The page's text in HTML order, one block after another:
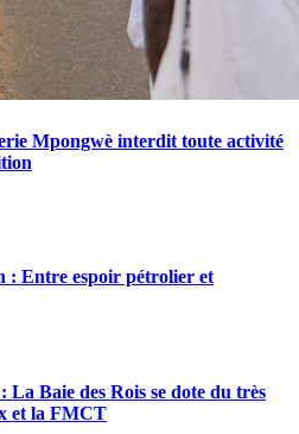
Mpongwè interdit toute activité
: Entre espoir pétrolier et
Baie des Rois se dote du très
et la FMCT